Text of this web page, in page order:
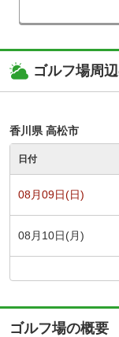
ゴルフ場周
香川県 高松市
日付
08月09日(日)
08月10日(月)
ゴルフ場の概要